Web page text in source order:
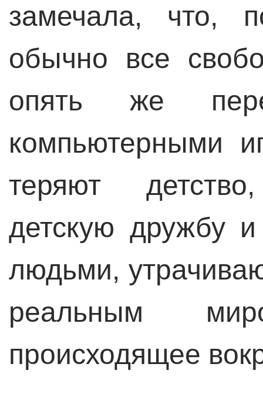
замечала, что,
обычно все
опять же
компьютерными
теряют
детскую дружбу
людьми,
реальным
происходящее